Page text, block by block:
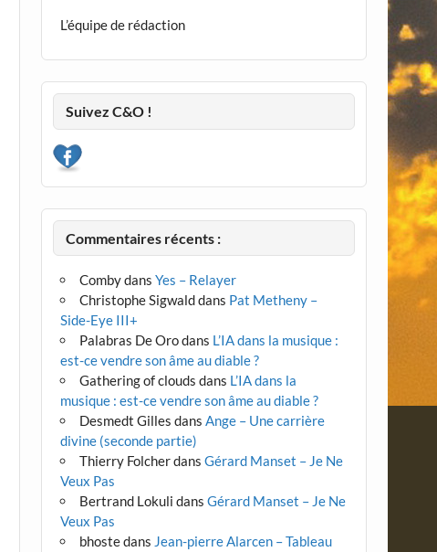
L’équipe de rédaction
Suivez C&O !
Commentaires récents :
CombydansYes – Relayer
Christophe Sigwalddans Pat Metheny –
Side-Eye III+
Palabras De Orodans L’IA dans la musique :
est-ce vendre son âme au diable ?
Gathering of clouds dans L’IA dans la
musique : est-ce vendre son âme au diable ?
Desmedt Gilles dansAnge – Une carrière
divine (seconde partie)
Thierry FolcherdansGérard Manset – Je Ne
Veux Pas
Bertrand Lokuli dansGérard Manset – Je Ne
Veux Pas
bhostedans Jean-pierre Alarcen – Tableau